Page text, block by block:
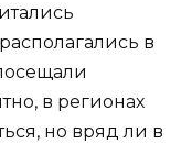
в
в регионах
но вряд ли в